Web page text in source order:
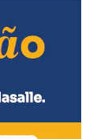
resultados
e